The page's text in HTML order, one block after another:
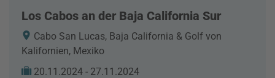
Los Cabos an der Baja California Sur
Cabo San Lucas, Baja California & Golf von
Kalifornien, Mexiko
20.11.2024 - 27.11.2024